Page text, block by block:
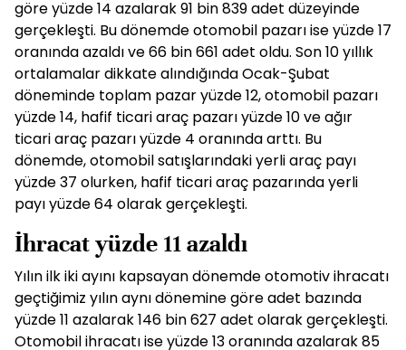
göre yüzde 14 azalarak 91 bin 839 adet düzeyinde
gerçekleşti. Bu dönemde otomobil pazarı ise yüzde 17
oranında azaldı ve 66 bin 661 adet oldu. Son 10 yıllık
ortalamalar dikkate alındığında Ocak-Şubat
döneminde toplam pazar yüzde 12, otomobil pazarı
yüzde 14, hafif ticari araç pazarı yüzde 10 ve ağır
ticari araç pazarı yüzde 4 oranında arttı. Bu
dönemde, otomobil satışlarındaki yerli araç payı
yüzde 37 olurken, hafif ticari araç pazarında yerli
payı yüzde 64 olarak gerçekleşti.
İhracat yüzde 11 azaldı
Yılın ilk iki ayını kapsayan dönemde otomotiv ihracatı
geçtiğimiz yılın aynı dönemine göre adet bazında
yüzde 11 azalarak 146 bin 627 adet olarak gerçekleşti.
Otomobil ihracatı ise yüzde 13 oranında azalarak 85